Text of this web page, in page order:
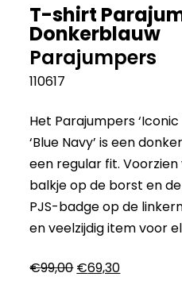
T-shirt
Donkerblauw
Parajumpers
110617
Het Parajumpers
‘Blue Navy’ is een
een regular fit.
balkje op de borst en
PJS-badge op de
en veelzijdig item voor
€99,00 Oorspronkelijke
€69,30Huidige